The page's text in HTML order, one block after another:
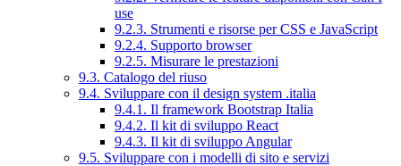
use
9.2.3. Strumenti e risorse per CSS e JavaScript
9.2.4. Supporto browser
9.2.5. Misurare le prestazioni
9.3. Catalogo del riuso
9.4. Sviluppare con il design system .italia
9.4.1. Il framework Bootstrap Italia
9.4.2. Il kit di sviluppo React
9.4.3. Il kit di sviluppo Angular
9.5. Sviluppare con i modelli di sito e servizi